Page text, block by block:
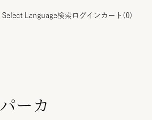
Select Language検索 ログイン カート( 0)
ーカ